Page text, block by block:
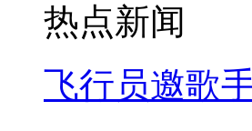
热点新闻
飞行员邀歌